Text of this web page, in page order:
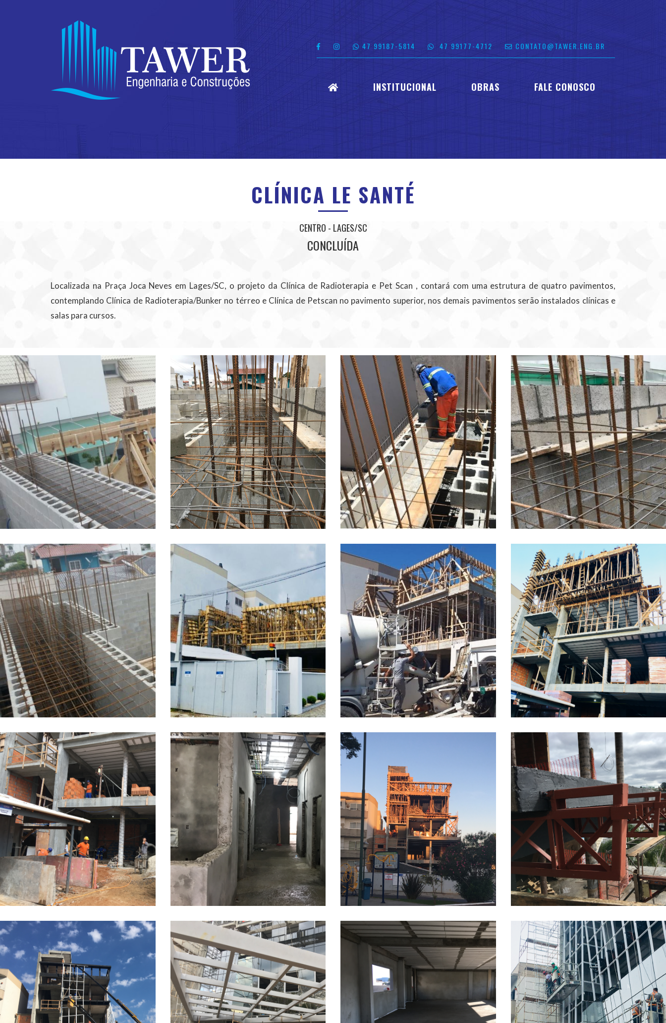
47 99187-5814 47 99177-4712 CONTATO@TAWER.ENG.BR
INSTITUCIONAL OBRAS FALE CONOSCO
CLÍNICA LE SANTÉ
CENTRO - LAGES/SC
CONCLUÍDA
Localizada na Praça Joca Neves em Lages/SC, o projeto da Clínica de Radioterapia e Pet Scan , contará com uma estrutura de quatro pavimentos,
contemplando Clínica de Radioterapia/Bunker no térreo e Clínica de Petscan no pavimento superior, nos demais pavimentos serão instalados clínicas e
salas para cursos.